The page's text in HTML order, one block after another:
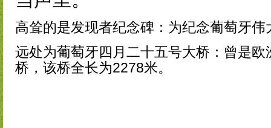
高耸的是发现者纪念碑：为纪念葡萄牙
远处为葡萄牙四月二十五号大桥：曾是
桥，该桥全长为2278米。